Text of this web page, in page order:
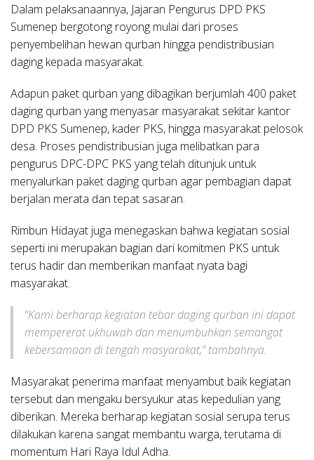
Dalam pelaksanaannya, Jajaran Pengurus DPD PKS
Sumenep bergotong royong mulai dari proses
penyembelihan hewan qurban hingga pendistribusian
daging kepada masyarakat.
Adapun paket qurban yang dibagikan berjumlah 400 paket
daging qurban yang menyasar masyarakat sekitar kantor
DPD PKS Sumenep, kader PKS, hingga masyarakat pelosok
desa. Proses pendistribusian juga melibatkan para
pengurus DPC-DPC PKS yang telah ditunjuk untuk
menyalurkan paket daging qurban agar pembagian dapat
berjalan merata dan tepat sasaran.
Rimbun Hidayat juga menegaskan bahwa kegiatan sosial
seperti ini merupakan bagian dari komitmen PKS untuk
terus hadir dan memberikan manfaat nyata bagi
masyarakat.
“Kami berharap kegiatan tebar daging qurban ini dapat
mempererat ukhuwah dan menumbuhkan semangat
kebersamaan di tengah masyarakat,” tambahnya.
Masyarakat penerima manfaat menyambut baik kegiatan
tersebut dan mengaku bersyukur atas kepedulian yang
diberikan. Mereka berharap kegiatan sosial serupa terus
dilakukan karena sangat membantu warga, terutama di
momentum Hari Raya Idul Adha.